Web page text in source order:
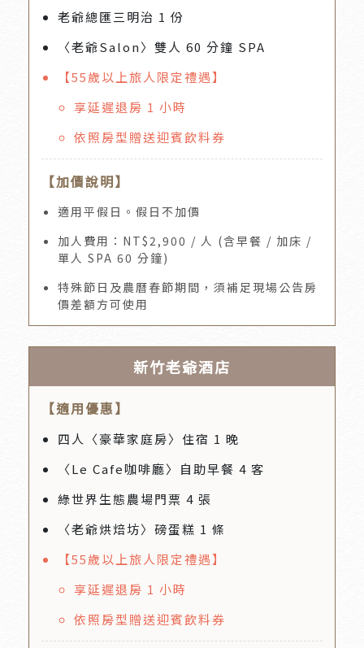
老爺總匯三明治 1 份
〈老爺Salon〉雙人 60 分鐘 SPA
【55歲以上旅人限定禮遇】
享延遲退房 1 小時
依照房型贈送迎賓飲料券
【加價說明】
適用平假日。假日不加價
加人費用：NT$2,900 / 人 (含早餐 / 加床 /
單人 SPA 60 分鐘)
特殊節日及農曆春節期間，須補足現場公告房
價差額方可使用
新竹老爺酒店
【適用優惠】
四人〈豪華家庭房〉住宿 1 晚
〈Le Cafe咖啡廳〉自助早餐 4 客
綠世界生態農場門票 4 張
〈老爺烘焙坊〉磅蛋糕 1 條
【55歲以上旅人限定禮遇】
享延遲退房 1 小時
依照房型贈送迎賓飲料券